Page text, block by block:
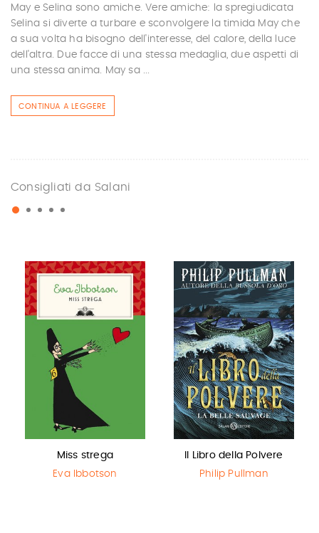
May e Selina sono amiche. Vere amiche: la spregiudicata
Selina si diverte a turbare e sconvolgere la timida May che
a sua volta ha bisogno dell'interesse, del calore, della luce
dell'altra. Due facce di una stessa medaglia, due aspetti di
una stessa anima. May sa ...
CONTINUA A LEGGERE
Consigliati da Salani
Miss strega
Eva Ibbotson
Il Libro della Polvere
Philip Pullman